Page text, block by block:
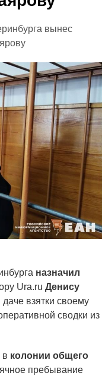
вынес
назначил
Ura.ru Денису
взятки своему
сводки из
в колонии общего
пребывание